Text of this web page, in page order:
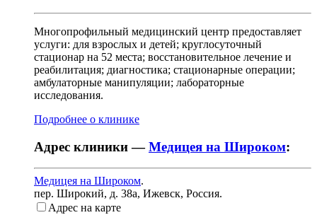
Многопрофильный медицинский центр предоставляет
услуги: для взрослых и детей; круглосуточный
стационар на 52 места; восстановительное лечение и
реабилитация; диагностика; стационарные операции;
амбулаторные манипуляции; лабораторные
исследования.
Подробнее о клинике
Адрес клиники —Медицея на Широком:
Медицея на Широком.
пер. Широкий, д. 38а, Ижевск, Россия.
Адрес на карте